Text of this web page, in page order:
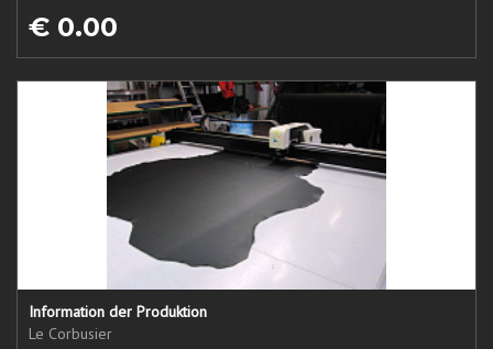
€ 0.00
Information der Produktion
Le Corbusier